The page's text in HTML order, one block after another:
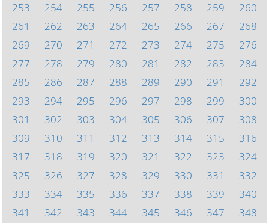
253
254 255 256 257 258 259
260
261
262 263 264 265 266 267
268
269
270 271 272 273 274 275
276
277
278 279 280 281 282 283
284
285
286 287 288 289 290 291
292
293
294 295 296 297 298 299
300
301
302 303 304 305 306 307
308
309
310 311 312 313 314 315
316
317
318 319 320 321 322 323
324
325
326 327 328 329 330 331
332
333
334 335 336 337 338 339
340
341
342 343 344 345 346 347 348